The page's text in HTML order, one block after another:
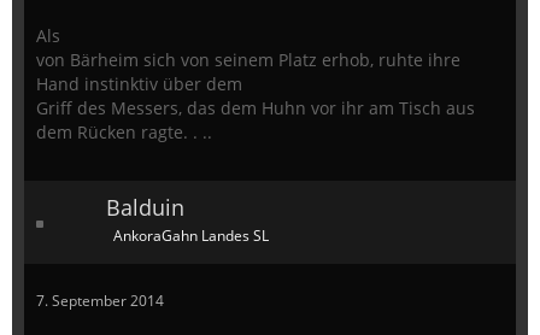
Als
von Bärheim sich von seinem Platz erhob, ruhte ihre
Hand instinktiv über dem
Griff des Messers, das dem Huhn vor ihr am Tisch aus
dem Rücken ragte. . ..
Balduin
AnkoraGahn Landes SL
7. September 2014